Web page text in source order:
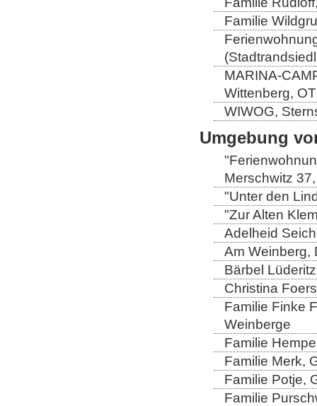
Familie
MARINA-
Wittenberg,
WIWOG,
Umgebung
Merschwitz
"Unter den
"Zur Alten
Adelheid
Am Weinberg,
Bärbel
Christina
Familie Finke
Weinberge
Familie
Familie Merk,
Familie Potje,
Familie